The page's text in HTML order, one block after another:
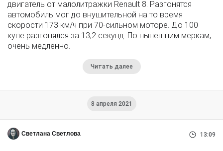
двигатель от малолитражки Renault 8. Разгонятся
автомобиль мог до внушительной на то время
скорости 173 км/ч при 70-сильном моторе. До 100
купе разгонялся за 13,2 секунд. По нынешним меркам,
очень медленно.
Читать далее
8 апреля 2021
Светлана Светлова 13:09